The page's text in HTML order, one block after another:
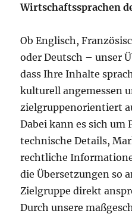
Wirtschaftssprachen
Ob Englisch,
oder Deutsch – unser
dass Ihre Inhalte
kulturell angemessen
zielgruppenorientiert
Dabei kann es sich um
technische Details,
rechtliche
die Übersetzungen so
Zielgruppe direkt
Durch unsere